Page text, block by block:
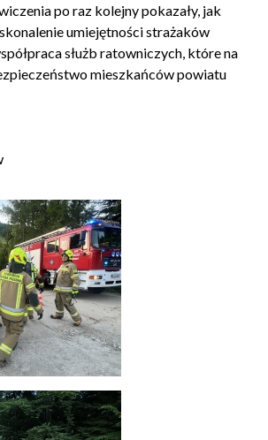
po raz kolejny pokazały, jak
umiejętności strażaków
służb ratowniczych, które na
mieszkańców powiatu